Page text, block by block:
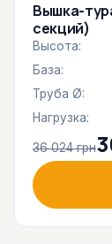
Вышка-
секций)
Высота:
База:
Труба Ø:
Нагрузка:
36 024 грн